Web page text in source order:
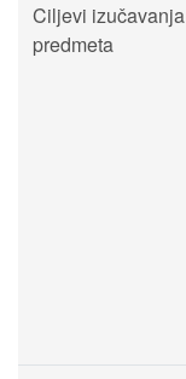
Ciljevi izučavanja
predmeta